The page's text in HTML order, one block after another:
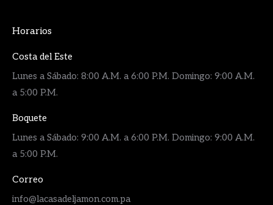
Horarios
Costa del Este
Lunes a Sábado: 8:00 A.M. a 6:00 P.M. Domingo: 9:00 A.M.
a 5:00 P.M.
Boquete
Lunes a Sábado: 9:00 A.M. a 6:00 P.M. Domingo: 9:00 A.M.
a 5:00 P.M.
Correo
info@lacasadeljamon.com.pa